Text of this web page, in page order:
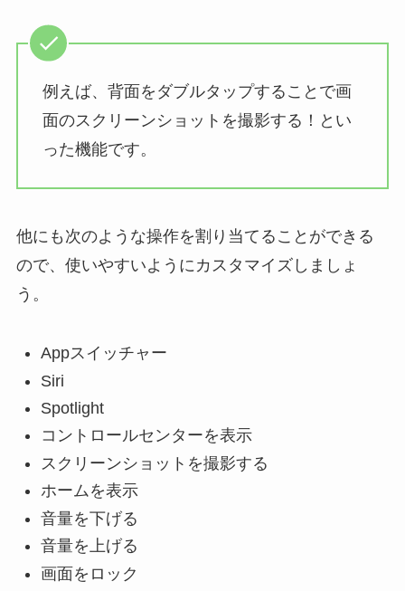
例えば、背面をダブルタップすることで画
面のスクリーンショットを撮影する！とい
った機能です。
他にも次のような操作を割り当てることができる
ので、使いやすいようにカスタマイズしましょ
う。
Appスイッチャー
Siri
Spotlight
コントロールセンターを表示
スクリーンショットを撮影する
ホームを表示
音量を下げる
音量を上げる
画面をロック